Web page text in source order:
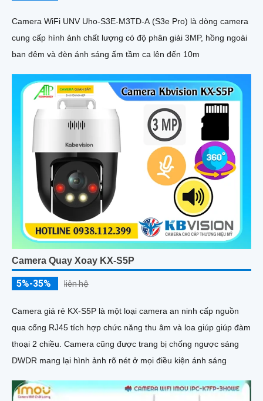
Camera WiFi UNV Uho-S3E-M3TD-A (S3e Pro) là dòng camera
cung cấp hình ảnh chất lượng có độ phân giải 3MP, hồng ngoài
ban đêm và đèn ánh sáng ấm tầm ca lên đến 10m
Camera Quay Xoay KX-S5P
5%-35% liên hệ
Camera giá rẻ KX-S5P là một loại camera an ninh cấp nguồn
qua cổng RJ45 tích hợp chức năng thu âm và loa giúp giúp đàm
thoại 2 chiều. Camera cũng được trang bị chống ngược sáng
DWDR mang lại hình ảnh rõ nét ở mọi điều kiện ánh sáng